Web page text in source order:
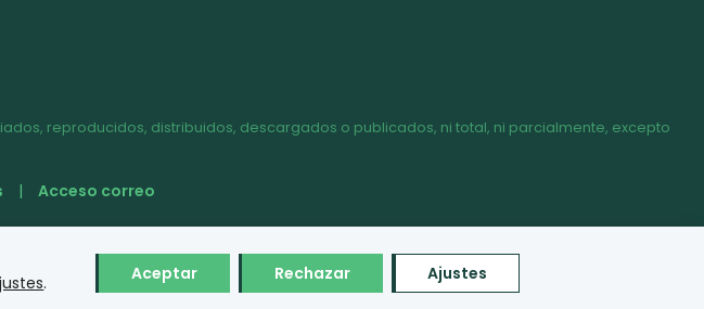
reproducidos, distribuidos, descargados o publicados, ni total, ni parcialmente, excepto
Acceso correo
. Aceptar Rechazar Ajustes